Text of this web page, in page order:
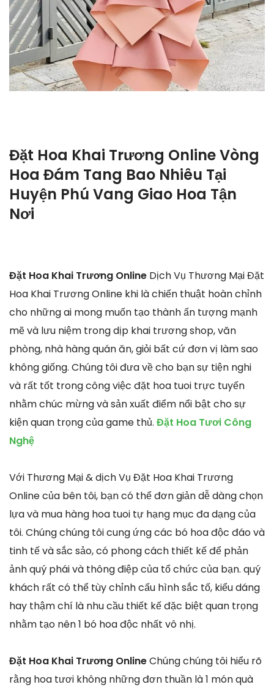
Đặt Hoa Khai Trương Online Vòng
Hoa Đám Tang Bao Nhiêu Tại
Huyện Phú Vang Giao Hoa Tận
Nơi
Đặt Hoa Khai Trương Online Dịch Vụ Thương Mại Đặt
Hoa Khai Trương Online khi là chiến thuật hoàn chỉnh
cho những ai mong muốn tạo thành ấn tượng mạnh
mẽ và lưu niệm trong dịp khai trương shop, văn
phòng, nhà hàng quán ăn, giỏi bất cứ đơn vị làm sao
không giống. Chúng tôi đưa về cho bạn sự tiện nghi
và rất tốt trong công việc đặt hoa tuoi trực tuyến
nhằm chúc mừng và sản xuất điểm nổi bật cho sự
kiện quan trọng của game thủ. Đặt Hoa Tươi Công
Nghệ
Với Thương Mại & dịch Vụ Đặt Hoa Khai Trương
Online của bên tôi, bạn có thể đơn giản dễ dàng chọn
lựa và mua hàng hoa tuoi tự hạng mục đa dạng của
tôi. Chúng chúng tôi cung ứng các bó hoa độc đáo và
tinh tế và sắc sảo, có phong cách thiết kế để phản
ảnh quý phái và thông điệp của tổ chức của bạn. quý
khách rất có thể tùy chỉnh cấu hình sắc tố, kiểu dáng
hay thậm chí là nhu cầu thiết kế đặc biệt quan trọng
nhằm tạo nên 1 bó hoa độc nhất vô nhị.
Đặt Hoa Khai Trương OnlineChúng chúng tôi hiểu rõ
rằng hoa tươi không những đơn thuần là 1 món quà